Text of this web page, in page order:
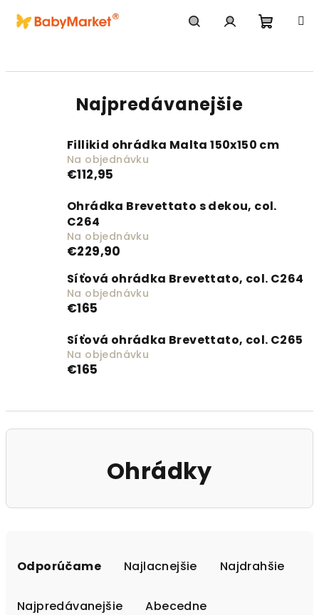
Najpredávanejšie
Fillikid ohrádka Malta 150x150 cm
Na objednávku
€112,95
Ohrádka Brevettato s dekou, col.
C264
Na objednávku
€229,90
Síťová ohrádka Brevettato, col. C264
Na objednávku
€165
Síťová ohrádka Brevettato, col. C265
Na objednávku
€165
Ohrádky
Odporúčame Najlacnejšie Najdrahšie
Najpredávanejšie Abecedne